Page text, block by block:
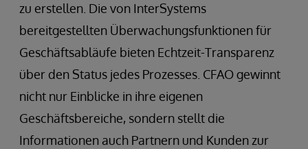
zu erstellen. Die von InterSystems
bereitgestellten Überwachungsfunktionen für
Geschäftsabläufe bieten Echtzeit-Transparenz
über den Status jedes Prozesses. CFAO gewinnt
nicht nur Einblicke in ihre eigenen
Geschäftsbereiche, sondern stellt die
Informationen auch Partnern und Kunden zur